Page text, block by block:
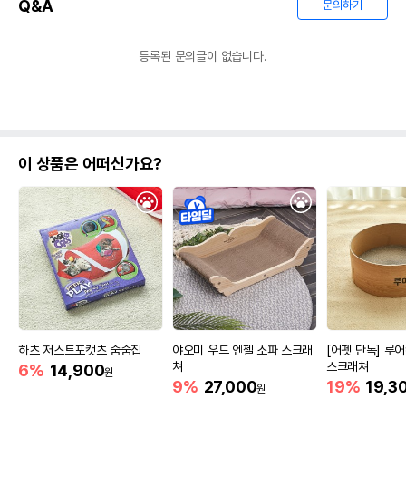
Q&A 문의하기
등록된 문의글이 없습니다.
이 상품은 어떠신가요?
하츠 저스트포캣츠 숨숨집
6% 14,900원
야오미 우드 엔젤 소파 스크래
쳐
9% 27,000원
[어펫 단독] 루
스크래쳐
19%